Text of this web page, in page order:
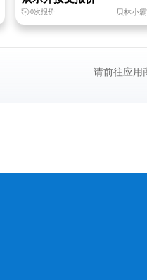
0次报价 贝林小霸
请前往应用